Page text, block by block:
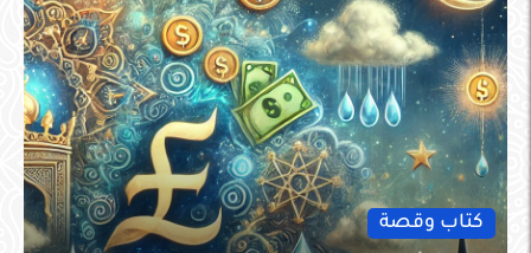
كتاب وقصة